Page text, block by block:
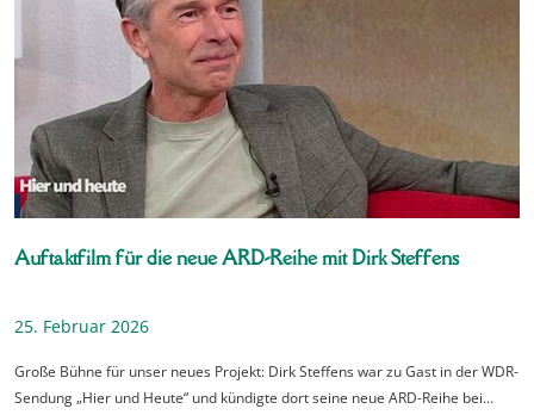
Auftaktfilm für die neue ARD-Reihe mit Dirk Steffens
25. Februar 2026
Große Bühne für unser neues Projekt: Dirk Steffens war zu Gast in der WDR-
Sendung „Hier und Heute“ und kündigte dort seine neue ARD-Reihe bei…